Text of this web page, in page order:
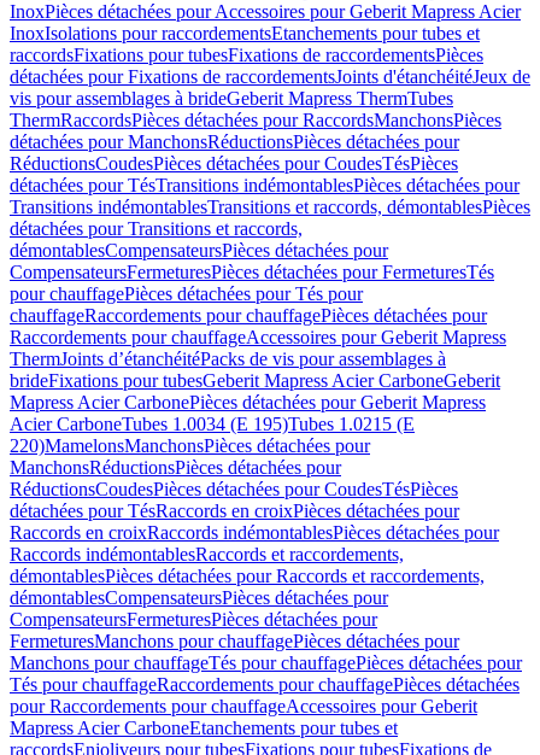
InoxPièces détachées pour Accessoires pour Geberit Mapress Acier
InoxIsolations pour raccordementsEtanchements pour tubes et
raccordsFixations pour tubesFixations de raccordementsPièces
détachées pour Fixations de raccordementsJoints d'étanchéitéJeux de
vis pour assemblages à brideGeberit Mapress ThermTubes
ThermRaccordsPièces détachées pour RaccordsManchonsPièces
détachées pour ManchonsRéductionsPièces détachées pour
RéductionsCoudesPièces détachées pour CoudesTésPièces
détachées pour TésTransitions indémontablesPièces détachées pour
Transitions indémontablesTransitions et raccords, démontablesPièces
détachées pour Transitions et raccords,
démontablesCompensateursPièces détachées pour
CompensateursFermeturesPièces détachées pour FermeturesTés
pour chauffagePièces détachées pour Tés pour
chauffageRaccordements pour chauffagePièces détachées pour
Raccordements pour chauffageAccessoires pour Geberit Mapress
ThermJoints d’étanchéitéPacks de vis pour assemblages à
brideFixations pour tubesGeberit Mapress Acier CarboneGeberit
Mapress Acier CarbonePièces détachées pour Geberit Mapress
Acier CarboneTubes 1.0034 (E 195)Tubes 1.0215 (E
220)MamelonsManchonsPièces détachées pour
ManchonsRéductionsPièces détachées pour
RéductionsCoudesPièces détachées pour CoudesTésPièces
détachées pour TésRaccords en croixPièces détachées pour
Raccords en croixRaccords indémontablesPièces détachées pour
Raccords indémontablesRaccords et raccordements,
démontablesPièces détachées pour Raccords et raccordements,
démontablesCompensateursPièces détachées pour
CompensateursFermeturesPièces détachées pour
FermeturesManchons pour chauffagePièces détachées pour
Manchons pour chauffageTés pour chauffagePièces détachées pour
Tés pour chauffageRaccordements pour chauffagePièces détachées
pour Raccordements pour chauffageAccessoires pour Geberit
Mapress Acier CarboneEtanchements pour tubes et
raccordsEnjoliveurs pour tubesFixations pour tubesFixations de